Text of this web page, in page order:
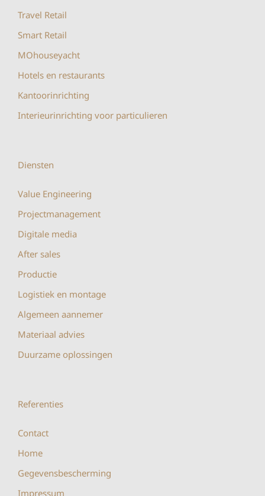
Travel Retail
Smart Retail
MOhouseyacht
Hotels en restaurants
Kantoorinrichting
Interieurinrichting voor particulieren
Diensten
Value Engineering
Projectmanagement
Digitale media
After sales
Productie
Logistiek en montage
Algemeen aannemer
Materiaal advies
Duurzame oplossingen
Referenties
Contact
Home
Gegevensbescherming
Impressum